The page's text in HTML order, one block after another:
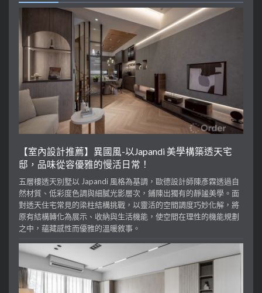
【室內設計推薦】異國風-以Japandi 美學構築透天宅
邸，品味從容優雅的慢活日常！
五層樓透天別墅以 Japandi 風格為基調，歐德設計師陳彥霖透過自
然材質、低彩度色調與細膩光影層次，鋪陳出獨有的靜謐美學。面
對透天住宅常見的梁柱結構挑戰，以靈活的空間調度巧妙化解，將
原有結構轉化為展示、收納與生活機能，使空間在理性的機能規劃
之中，蘊藏感性而優雅的溫暖敘事。